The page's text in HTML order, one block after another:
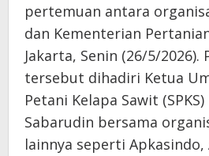
pertemuan antara
dan Kementerian
Jakarta, Senin (26/5/2026).
tersebut dihadiri Ketua
Petani Kelapa Sawit
Sabarudin bersama
lainnya seperti